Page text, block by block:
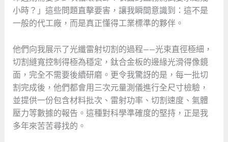
小時？」這些問題直擊要害，讓我瞬間意識到：這不是
一般的代工廠，而是真正懂得工業標準的夥伴。
他們向我展示了光纖雷射切割的過程——光束直徑極細，
切割縫寬控制得極為穩定，鈦合金板的邊緣光滑得像鏡
面，完全不需要後續研磨。更令我驚訝的是，每一批切
割完成後，他們都會用三次元量測儀進行全尺寸檢驗，
並提供一份包含材料批次、雷射功率、切割速度、氣體
壓力等數據的報告。這種對科學準確度的堅持，正是我
多年來苦苦尋找的。